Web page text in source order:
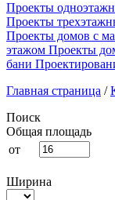
Проекты
Проекты
Проекты домов с
этажом Проекты
бани
Главная страница /
Поиск
Общая площадь
от
Ширина